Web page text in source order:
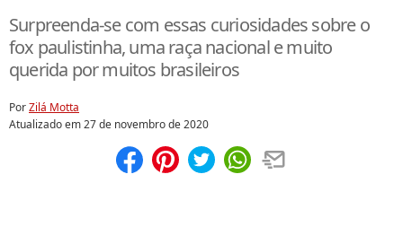
Surpreenda-se com essas curiosidades sobre o
fox paulistinha, uma raça nacional e muito
querida por muitos brasileiros
PorZilá Motta
Atualizado em27 de novembro de 2020